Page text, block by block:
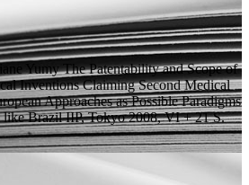
Yumy The Patentability and Scope of
Inventions Claiming Second Medical
Approaches as Possible Paradigms
like BrazilIIP, Tokyo 2008, VI + 21S.